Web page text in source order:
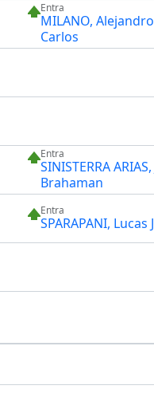
Entra
MILANO, Alejandro
Carlos
Entra
SINISTERRA
Brahaman
Entra
SPARAPANI, Lucas